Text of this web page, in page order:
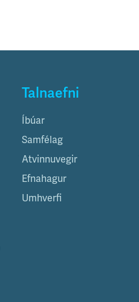
Talnaefni
Íbúar
Samfélag
Atvinnuvegir
Efnahagur
Umhverfi